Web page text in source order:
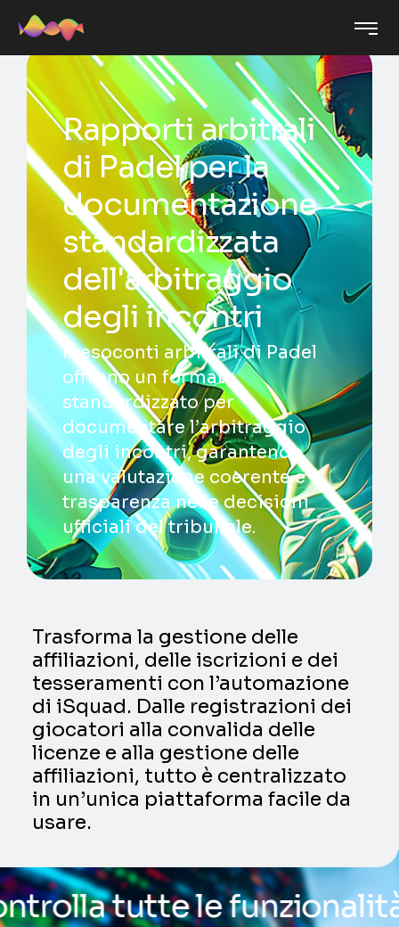
Rapporti arbitrali
di Padel per la
documentazione
standardizzata
dell'arbitraggio
degli incontri
I resoconti arbitrali di Padel
offrono un formato
standardizzato per
documentare l’arbitraggio
degli incontri, garantendo
una valutazione coerente e
trasparenza nelle decisioni
ufficiali del tribunale.
Trasforma la gestione delle
affiliazioni, delle iscrizioni e dei
tesseramenti con l’automazione
di iSquad. Dalle registrazioni dei
giocatori alla convalida delle
licenze e alla gestione delle
affiliazioni, tutto è centralizzato
in un’unica piattaforma facile da
usare.
tutte le funzionalità